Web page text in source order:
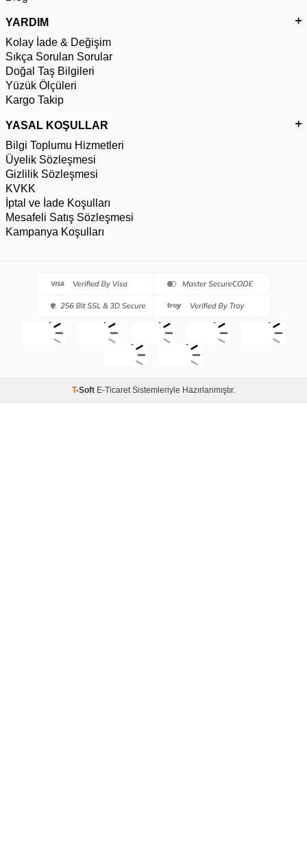
YARDIM
Kolay İade & Değişim
Sıkça Sorulan Sorular
Doğal Taş Bilgileri
Yüzük Ölçüleri
Kargo Takip
YASAL KOŞULLAR
Bilgi Toplumu Hizmetleri
Üyelik Sözleşmesi
Gizlilik Sözleşmesi
KVKK
İptal ve İade Koşulları
Mesafeli Satış Sözleşmesi
Kampanya Koşulları
T-Soft E-Ticaret Sistemleriyle Hazırlanmıştır.